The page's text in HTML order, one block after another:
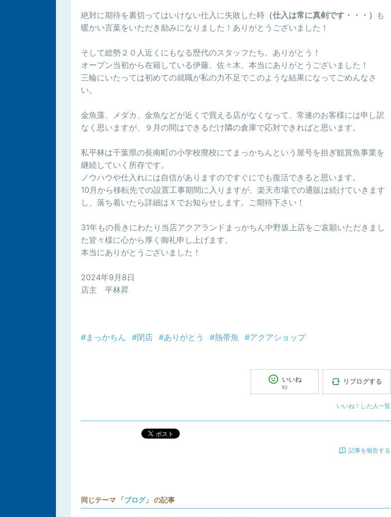
絶対に期待を裏切ってはいけない仕入に失敗した時 （仕入は常に真剣です・・・） も
暖かい言葉をいただき励みになりました！ありがとうございました！
そして総勢２０人近くにもなる歴代のスタッフたち、ありがとう！
オープン当初から在籍している伊藤、佐々木、本当にありがとうございました！
三輪にいたっては初めての就職が私の力不足でこのような結果になってごめんなさ
い。
金魚藻、メダカ、金魚などが近くで買える店がなくなって、常連のお客様には申し訳
なく思いますが、９月の間はできるだけ隣の倉庫で応対できればと思います。
私平林は千葉県の長南町の小学校廃校にてまっかちんという屋号を担ぎ観賞魚事業を
継続していく所存です。
ノウハウや仕入れには自信がありますのですぐにでも復活できると思います。
10月から移転先での設置工事期間に入りますが、楽天市場での通販は続けていきます
し、落ち着いたら詳細はＸでお知らせします。ご期待下さい！
31年もの長きにわたり当店アクアランドまっかちん中野坂上店をご哀願いただきまし
た皆々様に心から厚く御礼申し上げます。
本当にありがとうございました！
2024年9月8日
店主 平林昇
#まっかちん #閉店 #ありがとう #熱帯魚 #アクアショップ
いいね
92
リブログする
いいね！した人一覧
ポスト
記事を報告する
同じテーマ 「ブログ」 の記事